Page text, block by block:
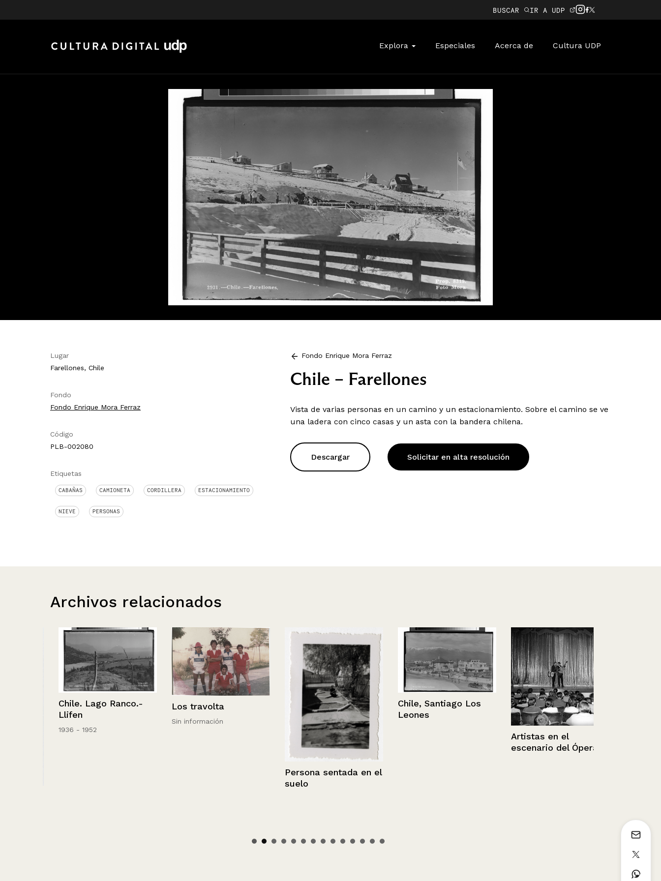
BUSCAR IR A UDP
Explora Especiales Acerca de Cultura UDP
Lugar
Farellones, Chile
Fondo
Fondo Enrique Mora Ferraz
Código
PLB-002080
Etiquetas
CABAÑAS CAMIONETA CORDILLERA ESTACIONAMIENTO
NIEVE PERSONAS
Fondo Enrique Mora Ferraz
Chile – Farellones
Vista de varias personas en un camino y un estacionamiento. Sobre el camino se ve
una ladera con cinco casas y un asta con la bandera chilena.
Descargar Solicitar en alta resolución
Archivos relacionados
Chile. Lago Ranco.-
Llifen
1936 - 1952
Los travolta
Sin información
Persona sentada en el
suelo
Chile, Santiago Los
Leones
Artistas en el
escenario del Ópera